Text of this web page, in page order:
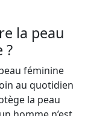
la peau
?
féminine
au quotidien
la peau